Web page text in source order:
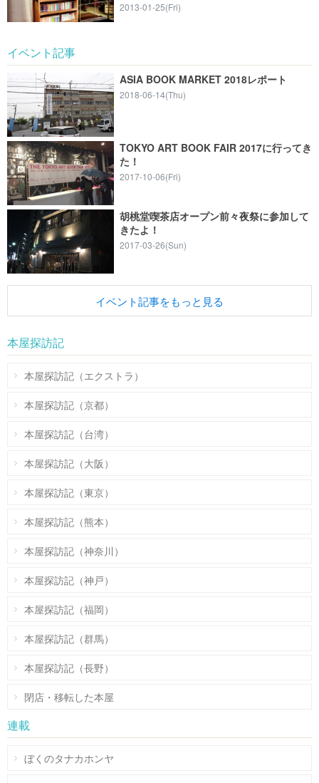
2013-01-25(Fri)
イベント記事
ASIA BOOK MARKET 2018レポート
2018-06-14(Thu)
TOKYO ART BOOK FAIR 2017に行ってき
た！
2017-10-06(Fri)
胡桃堂喫茶店オープン前々夜祭に参加して
きたよ！
2017-03-26(Sun)
イベント記事をもっと見る
本屋探訪記
本屋探訪記（エクストラ）
本屋探訪記（京都）
本屋探訪記（台湾）
本屋探訪記（大阪）
本屋探訪記（東京）
本屋探訪記（熊本）
本屋探訪記（神奈川）
本屋探訪記（神戸）
本屋探訪記（福岡）
本屋探訪記（群馬）
本屋探訪記（長野）
閉店・移転した本屋
連載
ぼくのタナカホンヤ